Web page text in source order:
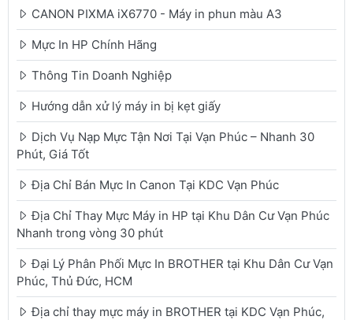
CANON PIXMA iX6770 - Máy in phun màu A3
Mực In HP Chính Hãng
Thông Tin Doanh Nghiệp
Hướng dẫn xử lý máy in bị kẹt giấy
Dịch Vụ Nạp Mực Tận Nơi Tại Vạn Phúc – Nhanh 30
Phút, Giá Tốt
Địa Chỉ Bán Mực In Canon Tại KDC Vạn Phúc
Địa Chỉ Thay Mực Máy in HP tại Khu Dân Cư Vạn Phúc
Nhanh trong vòng 30 phút
Đại Lý Phân Phối Mực In BROTHER tại Khu Dân Cư Vạn
Phúc, Thủ Đức, HCM
Địa chỉ thay mực máy in BROTHER tại KDC Vạn Phúc,